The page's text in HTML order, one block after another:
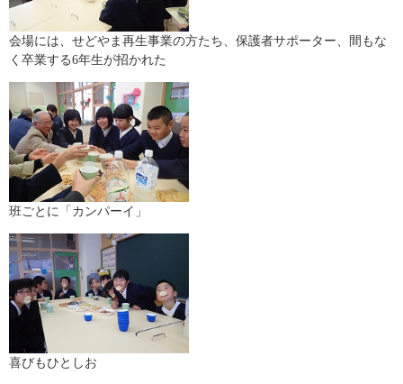
会場には、せどやま再生事業の方たち、保護者サポーター、間もな
く卒業する6年生が招かれた
班ごとに「カンパーイ」
喜びもひとしお